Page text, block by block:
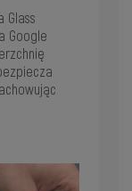
Glass
Google